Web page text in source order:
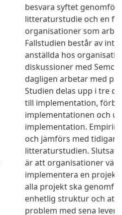
besvara syftet
litteraturstudie och en
organisationer som
Fallstudien består av
anställda hos
diskussioner med
dagligen arbetar med
Studien delas upp i tre
till implementation,
implementationen och
implementation. Empirin
och jämförs med
litteraturstudien.
är att organisationer
implementera en
alla projekt ska
enhetlig struktur och att
problem med sena